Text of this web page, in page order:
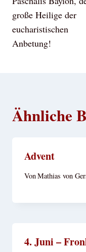
große Heilige der
eucharistischen
Anbetung!
Ähnliche
Advent
VonMathias von
4. Juni –